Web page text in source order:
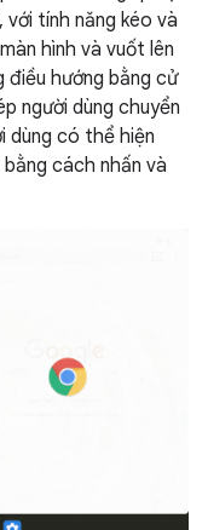
tính năng kéo và
hình và vuốt lên
điều hướng bằng cử
người dùng chuyển
dùng có thể hiện
cách nhấn và